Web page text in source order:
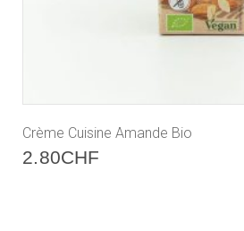
Crème Cuisine Amande Bio
2.80CHF